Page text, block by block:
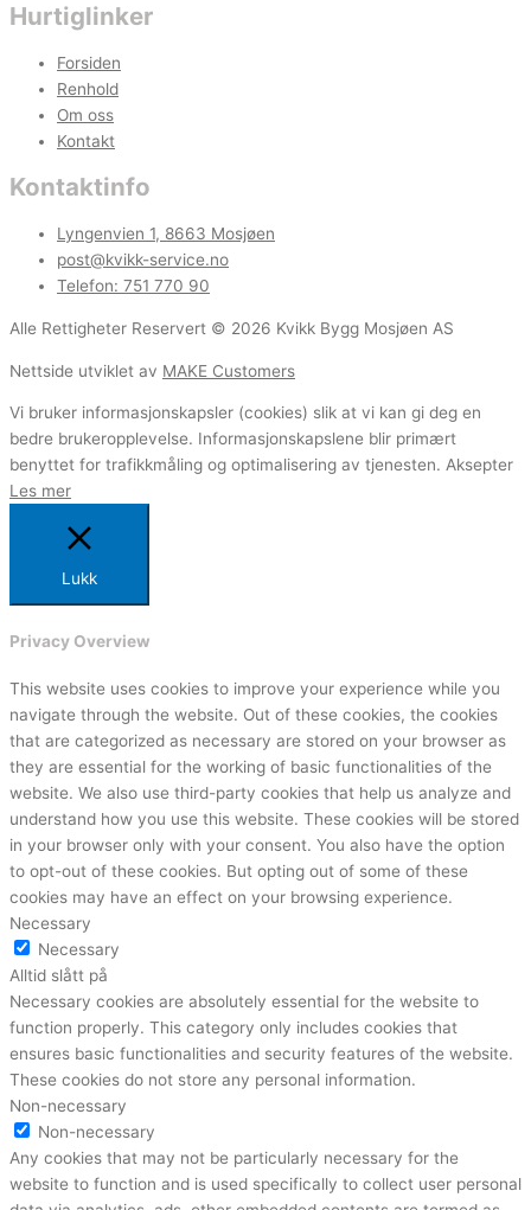
Hurtiglinker
Forsiden
Renhold
Om oss
Kontakt
Kontaktinfo
Lyngenvien 1, 8663 Mosjøen
post@kvikk-service.no
Telefon: 751 770 90
Alle Rettigheter Reservert © 2026 Kvikk Bygg Mosjøen AS
Nettside utviklet av MAKE Customers
Vi bruker informasjonskapsler (cookies) slik at vi kan gi deg en
bedre brukeropplevelse. Informasjonskapslene blir primært
benyttet for trafikkmåling og optimalisering av tjenesten. Aksepter
Les mer
Lukk
Privacy Overview
This website uses cookies to improve your experience while you
navigate through the website. Out of these cookies, the cookies
that are categorized as necessary are stored on your browser as
they are essential for the working of basic functionalities of the
website. We also use third-party cookies that help us analyze and
understand how you use this website. These cookies will be stored
in your browser only with your consent. You also have the option
to opt-out of these cookies. But opting out of some of these
cookies may have an effect on your browsing experience.
Necessary
Necessary
Alltid slått på
Necessary cookies are absolutely essential for the website to
function properly. This category only includes cookies that
ensures basic functionalities and security features of the website.
These cookies do not store any personal information.
Non-necessary
Non-necessary
Any cookies that may not be particularly necessary for the
website to function and is used specifically to collect user personal